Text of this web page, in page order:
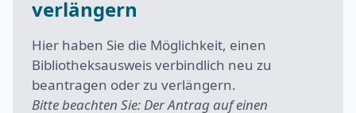
verlängern
Hier haben Sie die Möglichkeit, einen
Bibliotheksausweis verbindlich neu zu
beantragen oder zu verlängern.
Bitte beachten Sie: Der Antrag auf einen